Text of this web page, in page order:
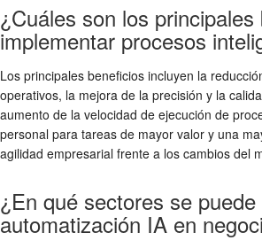
¿Cuáles son los
implementar procesos
Los principales beneficios incluyen la
operativos, la mejora de la precisión y la
aumento de la velocidad de ejecución de
personal para tareas de mayor valor y una
agilidad empresarial frente a los cambios del
¿En qué sectores se
automatización IA en